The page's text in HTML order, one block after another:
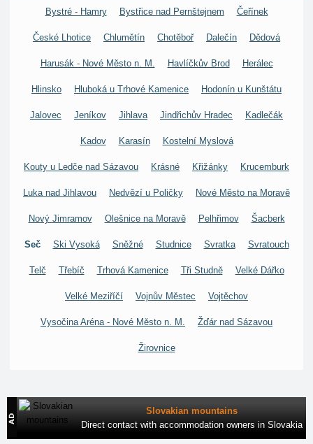
Bystré - Hamry Bystřice nad Pernštejnem Čeřínek
České Lhotice Chlumětín Chotěboř Dalečín Dědová
Harusák - Nové Město n. M. Havlíčkův Brod Herálec
Hlinsko Hluboká u Trhové Kamenice Hodonín u Kunštátu
Jalovec Jeníkov Jihlava Jindřichův Hradec Kadlečák
Kadov Karasín Kostelní Myslová
Kouty u Ledče nad Sázavou Krásné Křižánky Krucemburk
Luka nad Jihlavou Nedvězí u Poličky Nové Město na Moravě
Nový Jimramov Olešnice na Moravě Pelhřimov Šacberk
Seč Ski Vysoká Sněžné Studnice Svratka Svratouch
Telč Třebíč Trhová Kamenice Tři Studně Velké Dářko
Velké Meziříčí Vojnův Městec Vojtěchov
Vysočina Aréna - Nové Město n. M. Žďár nad Sázavou
Žirovnice
Slovakian mountains
Direct contact with accommodation owners in Slovakia